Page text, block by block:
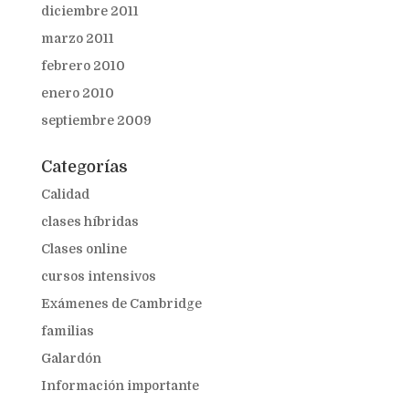
diciembre 2011
marzo 2011
febrero 2010
enero 2010
septiembre 2009
Categorías
Calidad
clases híbridas
Clases online
cursos intensivos
Exámenes de Cambridge
familias
Galardón
Información importante